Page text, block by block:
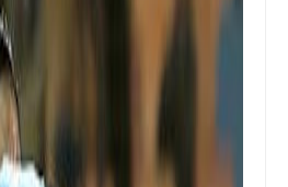
"برشام" فخرى لاكاى يثير
مباراة بيراميدز و الاهلى